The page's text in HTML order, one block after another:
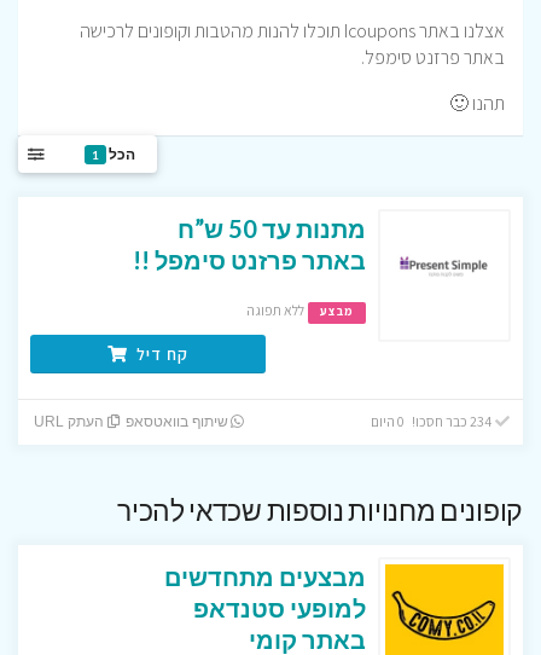
אצלנו באתר Icoupons תוכלו להנות מהטבות וקופונים לרכישה
באתר פרזנט סימפל.
תהנו 🙂
הכל 1
מתנות עד 50 ש”ח
באתר פרזנט סימפל !!
מבצע ללא תפוגה
קח דיל
234 כבר חסכו! 0 היום שיתוף בוואטסאפ העתק URL
קופונים מחנויות נוספות שכדאי להכיר
מבצעים מתחדשים
למופעי סטנדאפ
באתר קומי